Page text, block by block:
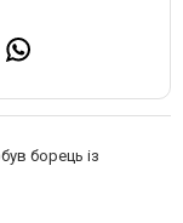
борець із